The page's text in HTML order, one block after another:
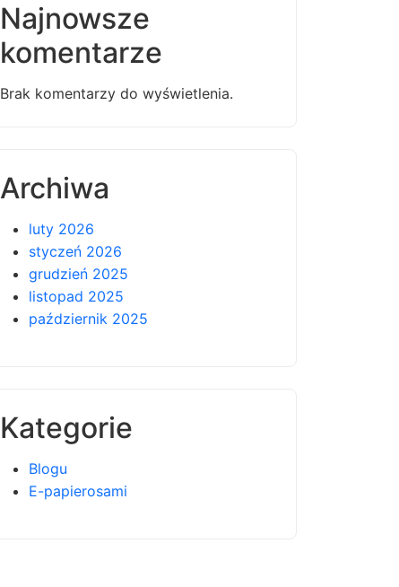
Najnowsze
komentarze
Brak komentarzy do wyświetlenia.
Archiwa
luty 2026
styczeń 2026
grudzień 2025
listopad 2025
październik 2025
Kategorie
Blogu
E-papierosami